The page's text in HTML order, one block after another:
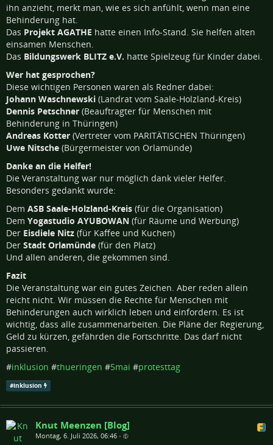
ihn anzieht, merkt man, wie es sich anfühlt, wenn man eine
Behinderung hat.
Das Projekt AGATHE hatte einen Info-Stand. Sie helfen alten
einsamen Menschen.
Das Bildungswerk BLITZ e.V. hatte Spielzeug für Kinder dabei.
Wer hat gesprochen?
Diese wichtigen Personen waren als Redner dabei:
Johann Waschnewski (Landrat vom Saale-Holzland-Kreis)
Dennis Petschner (Beauftragter für Menschen mit
Behinderung in Thüringen)
Andreas Kotter (Vertreter vom PARITÄTISCHEN Thüringen)
Uwe Nitsche (Bürgermeister von Orlamünde)
Danke an die Helfer!
Die Veranstaltung war nur möglich dank vieler Helfer.
Besonders gedankt wurde:
Dem ASB Saale-Holzland-Kreis (für die Organisation)
Dem Yogastudio AYUBOWAN (für Räume und Werbung)
Der Eisdiele Nitz (für Kaffee und Kuchen)
Der Stadt Orlamünde (für den Platz)
Und allen anderen, die gekommen sind.
Fazit
Die Veranstaltung war ein gutes Zeichen. Aber reden allein
reicht nicht. Wir müssen die Rechte für Menschen mit
Behinderungen auch wirklich leben und einfordern. Es ist
wichtig, dass alle zusammenarbeiten. Die Pläne der Regierung,
Geld zu kürzen, gefährden die Fortschritte. Das darf nicht
passieren.
#inklusion #thueringen #5mai #protesttag
#inklusion
Knut Meenzen [Blog]
Montag, 6. Juli 2026, 06:46 •